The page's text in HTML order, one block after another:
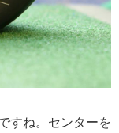
すね。センターを